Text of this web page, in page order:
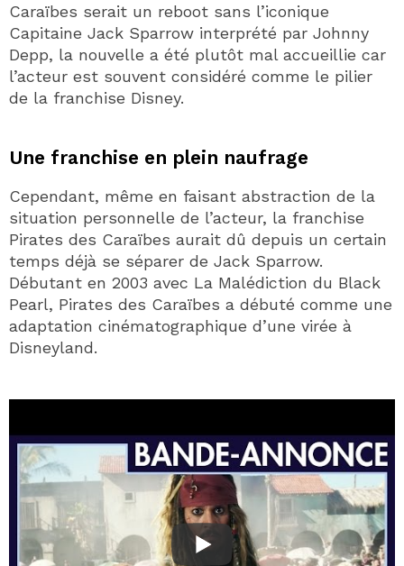
Caraïbes serait un reboot sans l’iconique
Capitaine Jack Sparrow interprété par Johnny
Depp, la nouvelle a été plutôt mal accueillie car
l’acteur est souvent considéré comme le pilier
de la franchise Disney.
Une franchise en plein naufrage
Cependant, même en faisant abstraction de la
situation personnelle de l’acteur, la franchise
Pirates des Caraïbes aurait dû depuis un certain
temps déjà se séparer de Jack Sparrow.
Débutant en 2003 avec La Malédiction du Black
Pearl, Pirates des Caraïbes a débuté comme une
adaptation cinématographique d’une virée à
Disneyland.